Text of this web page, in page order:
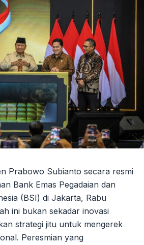
Prabowo Subianto secara resmi
Bank Emas Pegadaian dan
(BSI) di Jakarta, Rabu
ini bukan sekadar inovasi
strategi jitu untuk mengerek
Peresmian yang